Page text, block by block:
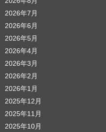
2026年7月
2026年6月
2026年5月
2026年4月
2026年3月
2026年2月
2026年1月
2025年12月
2025年11月
2025年10月